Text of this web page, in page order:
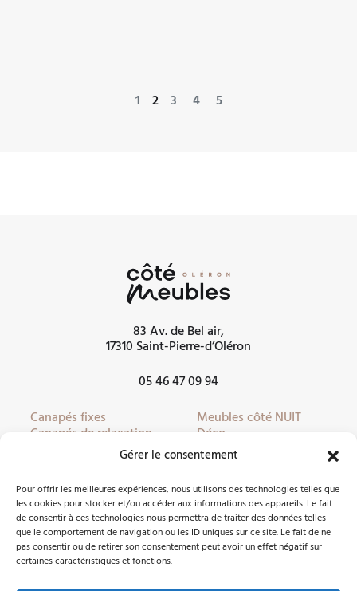
Gérer le consentement
Pour offrir les meilleures expériences, nous utilisons des technologies telles que
les cookies pour stocker et/ou accéder aux informations des appareils. Le fait
de consentir à ces technologies nous permettra de traiter des données telles
que le comportement de navigation ou les ID uniques sur ce site. Le fait de ne
pas consentir ou de retirer son consentement peut avoir un effet négatif sur
certaines caractéristiques et fonctions.
Navigation
1 2 3 4 5
83 Av. de Bel air,
17310 Saint-Pierre-d’Oléron
05 46 47 09 94
Canapés fixes
Canapés de relaxation
Canapés convertibles
Meubles côté JOUR
Meubles côté NUIT
Déco
Literie
Partenaires
Nous contacter